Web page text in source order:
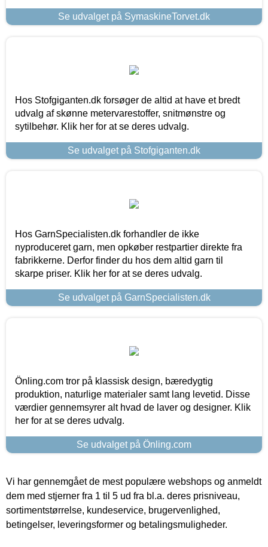
Se udvalget på SymaskineTorvet.dk
Hos Stofgiganten.dk forsøger de altid at have et bredt
udvalg af skønne metervarestoffer, snitmønstre og
sytilbehør. Klik her for at se deres udvalg.
Se udvalget på Stofgiganten.dk
Hos GarnSpecialisten.dk forhandler de ikke
nyproduceret garn, men opkøber restpartier direkte fra
fabrikkerne. Derfor finder du hos dem altid garn til
skarpe priser. Klik her for at se deres udvalg.
Se udvalget på GarnSpecialisten.dk
Önling.com tror på klassisk design, bæredygtig
produktion, naturlige materialer samt lang levetid. Disse
værdier gennemsyrer alt hvad de laver og designer. Klik
her for at se deres udvalg.
Se udvalget på Önling.com
Vi har gennemgået de mest populære webshops og anmeldt
dem med stjerner fra 1 til 5 ud fra bl.a. deres prisniveau,
sortimentstørrelse, kundeservice, brugervenlighed,
betingelser, leveringsformer og betalingsmuligheder.